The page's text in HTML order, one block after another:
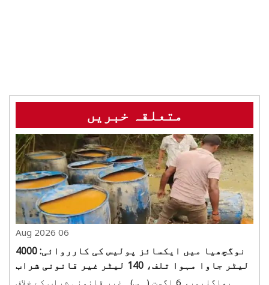
متعلقہ خبریں
06 Aug 2026
نوگچھیا میں ایکسائز پولیس کی کارروائی: 4000
لیٹر جاوا مہوا تلف، 140 لیٹر غیر قانونی شراب
برآمد
بھاگلپور، 6 اگست (ہ س)۔ غیر قانونی شراب کے خلاف